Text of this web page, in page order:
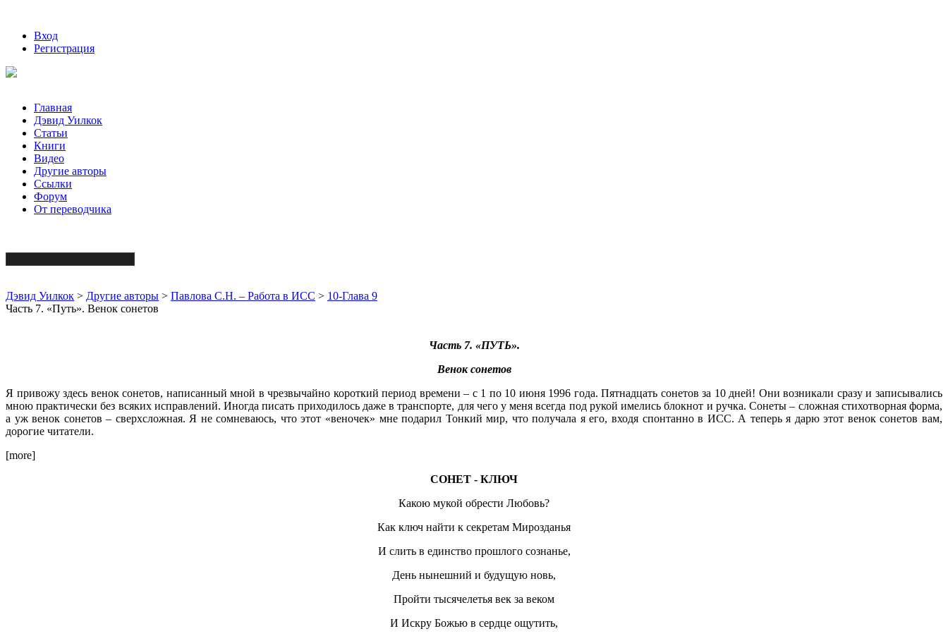
Вход
Регистрация
Главная
Дэвид Уилкок
Статьи
Книги
Видео
Другие авторы
Ссылки
Форум
От переводчика
Дэвид Уилкок > Другие авторы > Павлова С.Н. – Работа в ИСС > 10-Глава 9
Часть 7. «Путь». Венок сонетов
Часть 7. «ПУТЬ».
Венок сонетов
Я привожу здесь венок сонетов, написанный мной в чрезвычайно короткий период времени – с 1 по 10 июня 1996 года. Пятнадцать сонетов за 10 дней! Они возникали сразу и записывались
мною практически без всяких исправлений. Иногда писать приходилось даже в транспорте, для чего у меня всегда под рукой имелись блокнот и ручка. Сонеты – сложная стихотворная форма,
а уж венок сонетов – сверхсложная. Я не сомневаюсь, что этот «веночек» мне подарил Тонкий мир, что получала я его, входя спонтанно в ИСС. А теперь я дарю этот венок сонетов вам,
дорогие читатели.
[more]
СОНЕТ - КЛЮЧ
Какою мукой обрести Любовь?
Как ключ найти к секретам Мирозданья
И слить в единство прошлого сознанье,
День нынешний и будущую новь,
Пройти тысячелетья век за веком
И Искру Божью в сердце ощутить,